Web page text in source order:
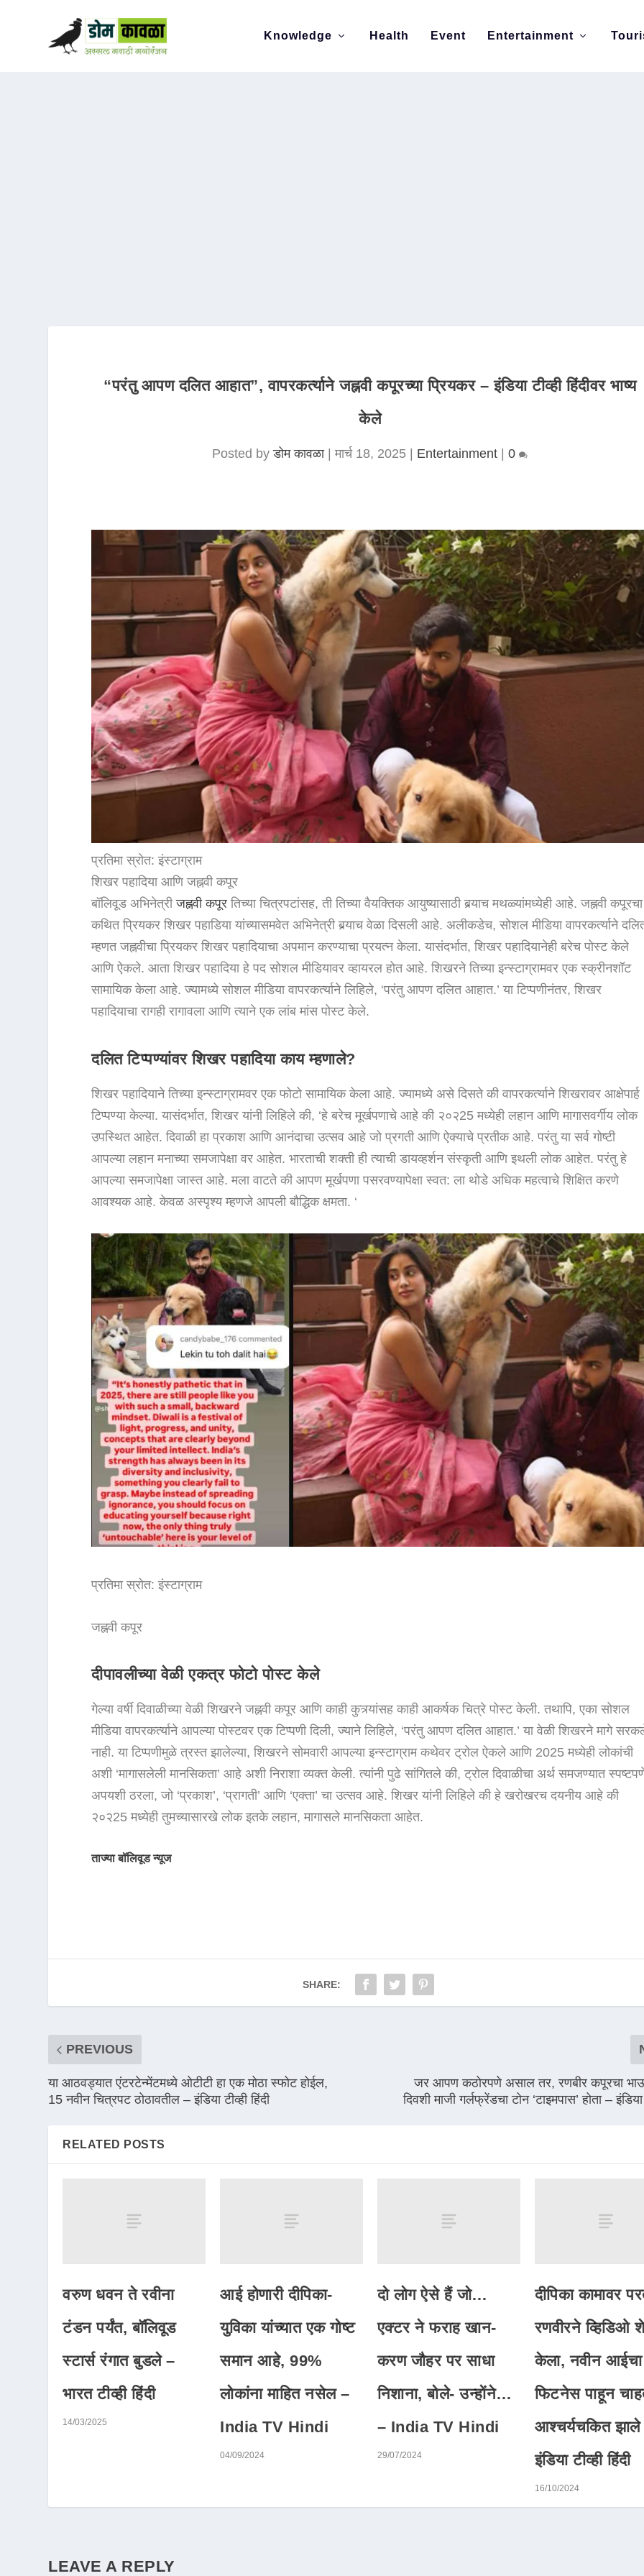
Knowledge Health Event Entertainment
“परंतु आपण दलित आहात”, वापरकर्त्याने जह्नवी कपूरच्या प्रियकर – इंडिया टीव्ही हिंदीवर भाष्य
केले
Posted byडोम कावळा|मार्च 18, 2025 Entertainment |0
प्रतिमा स्रोत: इंस्टाग्राम
शिखर पहादिया आणि जह्नवी कपूर
बॉलिवूड अभिनेत्रीजह्नवी कपूर तिच्या चित्रपटांसह, ती तिच्या वैयक्तिक आयुष्यासाठी बर्‍याच मथळ्यांमध्येही आहे. जह्नवी कपूरचा
कथित प्रियकर शिखर पहाडिया यांच्यासमवेत अभिनेत्री बर्‍याच वेळा दिसली आहे. अलीकडेच, सोशल मीडिया वापरकर्त्याने
म्हणत जह्नवीचा प्रियकर शिखर पहादियाचा अपमान करण्याचा प्रयत्न केला. यासंदर्भात, शिखर पहादियानेही बरेच पोस्ट केले
आणि ऐकले. आता शिखर पहादिया हे पद सोशल मीडियावर व्हायरल होत आहे. शिखरने तिच्या इन्स्टाग्रामवर एक स्क्रीनशॉट
सामायिक केला आहे. ज्यामध्ये सोशल मीडिया वापरकर्त्याने लिहिले, ‘परंतु आपण दलित आहात.’ या टिप्पणीनंतर, शिखर
पहादियाचा रागही रागावला आणि त्याने एक लांब मांस पोस्ट केले.
दलित टिप्पण्यांवर शिखर पहादिया काय म्हणाले?
शिखर पहादियाने तिच्या इन्स्टाग्रामवर एक फोटो सामायिक केला आहे. ज्यामध्ये असे दिसते की वापरकर्त्याने शिखरावर आक्षेपार्ह
टिप्पण्या केल्या. यासंदर्भात, शिखर यांनी लिहिले की, ‘हे बरेच मूर्खपणाचे आहे की २०२25 मध्येही लहान आणि मागासवर्गीय लोक
उपस्थित आहेत. दिवाळी हा प्रकाश आणि आनंदाचा उत्सव आहे जो प्रगती आणि ऐक्याचे प्रतीक आहे. परंतु या सर्व गोष्टी
आपल्या लहान मनाच्या समजापेक्षा वर आहेत. भारताची शक्ती ही त्याची डायव्हर्शन संस्कृती आणि इथली लोक आहेत. परंतु हे
आपल्या समजापेक्षा जास्त आहे. मला वाटते की आपण मूर्खपणा पसरवण्यापेक्षा स्वत: ला थोडे अधिक महत्वाचे शिक्षित करणे
आवश्यक आहे. केवळ अस्पृश्य म्हणजे आपली बौद्धिक क्षमता. ‘
प्रतिमा स्रोत: इंस्टाग्राम
जह्नवी कपूर
दीपावलीच्या वेळी एकत्र फोटो पोस्ट केले
गेल्या वर्षी दिवाळीच्या वेळी शिखरने जह्नवी कपूर आणि काही कुत्र्यांसह काही आकर्षक चित्रे पोस्ट केली. तथापि, एका सोशल
मीडिया वापरकर्त्याने आपल्या पोस्टवर एक टिप्पणी दिली, ज्याने लिहिले, ‘परंतु आपण दलित आहात.’ या वेळी शिखरने मागे
नाही. या टिप्पणीमुळे त्रस्त झालेल्या, शिखरने सोमवारी आपल्या इन्स्टाग्राम कथेवर ट्रोल ऐकले आणि 2025 मध्येही लोकांची
अशी ‘मागासलेली मानसिकता’ आहे अशी निराशा व्यक्त केली. त्यांनी पुढे सांगितले की, ट्रोल दिवाळीचा अर्थ समजण्यात
अपयशी ठरला, जो ‘प्रकाश’, ‘प्रागती’ आणि ‘एक्ता’ चा उत्सव आहे. शिखर यांनी लिहिले की हे खरोखरच दयनीय आहे की
२०२25 मध्येही तुमच्यासारखे लोक इतके लहान, मागासले मानसिकता आहेत.
ताज्या बॉलिवूड न्यूज
SHARE:
PREVIOUS
या आठवड्यात एंटरटेन्मेंटमध्ये ओटीटी हा एक मोठा स्फोट होईल,
15 नवीन चित्रपट ठोठावतील – इंडिया टीव्ही हिंदी
जर आपण कठोरपणे असाल तर, रणबीर कपूरचा
दिवशी माजी गर्लफ्रेंडचा टोन ‘टाइमपास’ होता – इंडिया
RELATED POSTS
वरुण धवन ते रवीना
टंडन पर्यंत, बॉलिवूड
स्टार्स रंगात बुडले –
भारत टीव्ही हिंदी
14/03/2025
आई होणारी दीपिका-
युविका यांच्यात एक गोष्ट
समान आहे, 99%
लोकांना माहित नसेल –
India TV Hindi
04/09/2024
दो लोग ऐसे हैं जो…
एक्टर ने फराह खान-
करण जौहर पर साधा
निशाना, बोले- उन्होंने…
– India TV Hindi
29/07/2024
दीपिका कामावर
रणवीरने व्हिडिओ
केला, नवीन आईचा
फिटनेस पाहून
आश्चर्यचकित
इंडिया टीव्ही हिंदी
16/10/2024
LEAVE A REPLY